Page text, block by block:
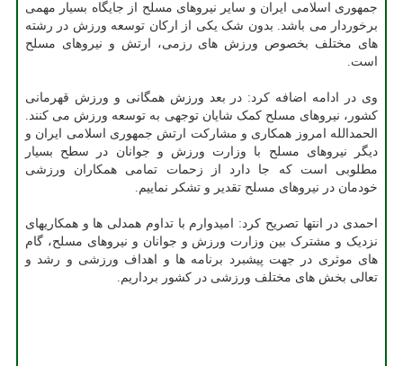
جمهوری اسلامی ایران و سایر نیروهای مسلح از جایگاه بسیار مهمی
برخوردار می باشد. بدون شک یکی از ارکان توسعه ورزش در رشته
های مختلف بخصوص ورزش های رزمی، ارتش و نیروهای مسلح
است.
وی در ادامه اضافه کرد: در بعد ورزش همگانی و ورزش قهرمانی
کشور، نیروهای مسلح کمک شایان توجهی به توسعه ورزش می کنند.
الحمدالله امروز همکاری و مشارکت ارتش جمهوری اسلامی ایران و
دیگر نیروهای مسلح با وزارت ورزش و جوانان در سطح بسیار
مطلوبی است که جا دارد از زحمات تمامی همکاران ورزشی
خودمان در نیروهای مسلح تقدیر و تشکر نماییم.
احمدی در انتها تصریح کرد: امیدوارم با تداوم همدلی ها و همکاریهای
نزدیک و مشترک بین وزارت ورزش و جوانان و نیروهای مسلح، گام
های موثری در جهت پیشبرد برنامه ها و اهداف ورزشی و رشد و
تعالی بخش های مختلف ورزشی در کشور برداریم.